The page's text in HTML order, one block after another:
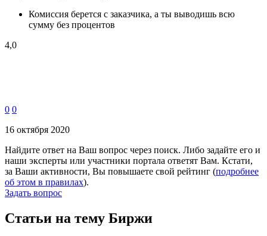
Комиссия берется с заказчика, а ты выводишь всю
сумму без процентов
4,0
0 0
16 октября 2020
Найдите ответ на Ваш вопрос через поиск. Либо задайте его и
наши эксперты или участники портала ответят Вам. Кстати,
за Ваши активности, Вы повышаете свой рейтинг (подробнее
об этом в правилах).
Задать вопрос
Статьи на тему Биржи